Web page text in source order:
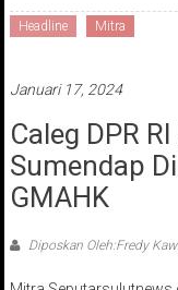
Headline Mitra
Januari 17, 2024
Caleg DPR
Sumendap
GMAHK
Diposkan Oleh:Fredy